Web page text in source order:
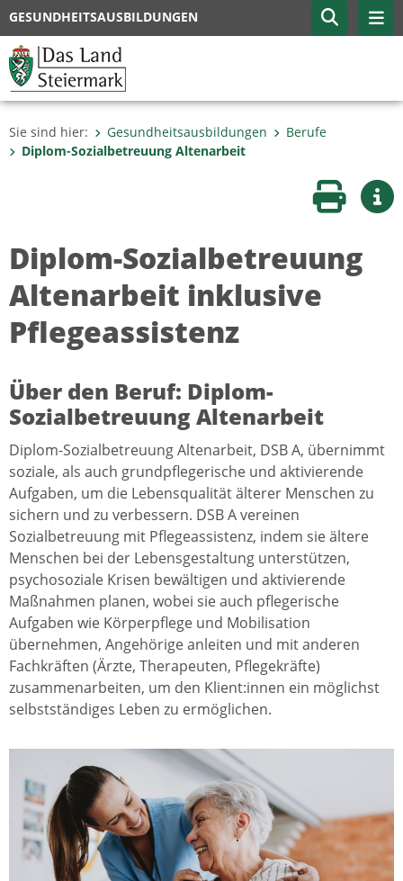
GESUNDHEITSAUSBILDUNGEN
Sie sind hier: Gesundheitsausbildungen
Berufe
Diplom-Sozialbetreuung Altenarbeit
Seite
Diplom-Sozialbetreuung
Altenarbeit inklusive
Pflegeassistenz
Über den Beruf: Diplom-
Sozialbetreuung Altenarbeit
Diplom-Sozialbetreuung Altenarbeit, DSB A, übernimmt
soziale, als auch grundpflegerische und aktivierende
Aufgaben, um die Lebensqualität älterer Menschen zu
sichern und zu verbessern. DSB A vereinen
Sozialbetreuung mit Pflegeassistenz, indem sie ältere
Menschen bei der Lebensgestaltung unterstützen,
psychosoziale Krisen bewältigen und aktivierende
Maßnahmen planen, wobei sie auch pflegerische
Aufgaben wie Körperpflege und Mobilisation
übernehmen, Angehörige anleiten und mit anderen
Fachkräften (Ärzte, Therapeuten, Pflegekräfte)
zusammenarbeiten, um den Klient:innen ein möglichst
selbstständiges Leben zu ermöglichen.